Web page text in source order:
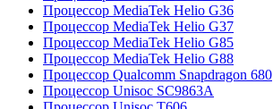
Процессор MediaTek Helio G36
Процессор MediaTek Helio G37
Процессор MediaTek Helio G85
Процессор MediaTek Helio G88
Процессор Qualcomm Snapdragon 680
Процессор Unisoc SC9863A